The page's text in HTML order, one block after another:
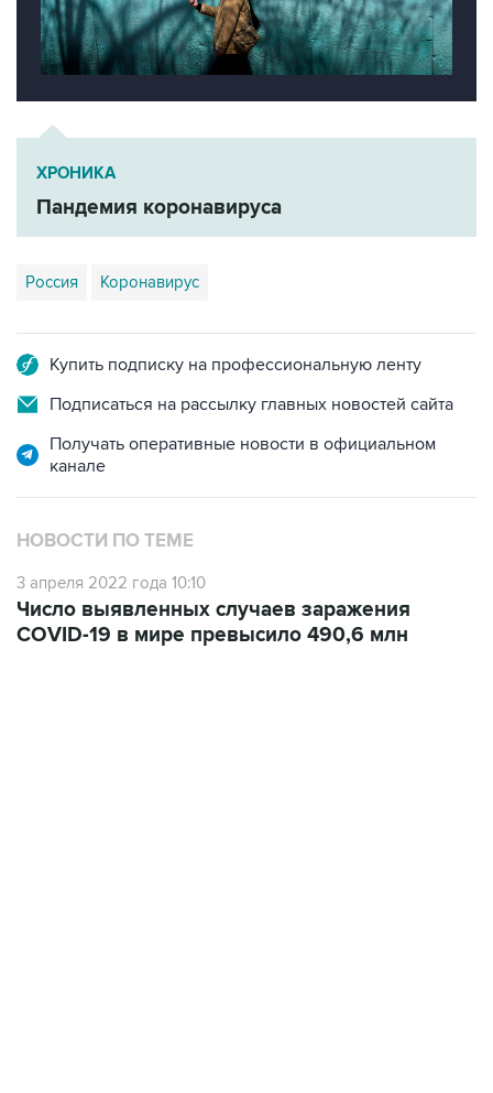
ХРОНИКА
Пандемия коронавируса
Россия Коронавирус
Купить подписку на профессиональную ленту
Подписаться на рассылку главных новостей сайта
Получать оперативные новости в официальном
канале
НОВОСТИ ПО ТЕМЕ
3 апреля 2022 года 10:10
Число выявленных случаев заражения
COVID-19 в мире превысило 490,6 млн